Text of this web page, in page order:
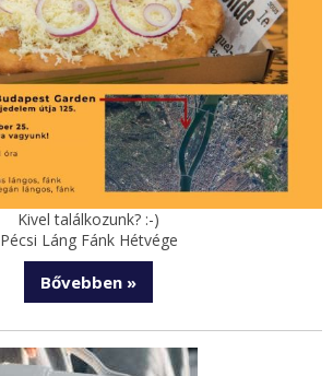
Kivel találkozunk? :-)
Pécsi Láng Fánk Hétvége
Bővebben »